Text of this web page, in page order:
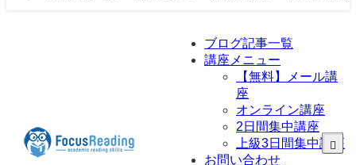
ブログ記事一覧
講座メニュー
【無料】メール講
座
オンライン講座
2日間集中講座
上級3日間集中講座
お問い合わせ